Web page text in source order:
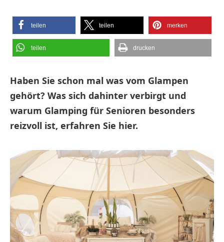
teilen teilen merken
teilen drucken
Haben Sie schon mal was vom Glampen
gehört? Was sich dahinter verbirgt und
warum Glamping für Senioren besonders
reizvoll ist, erfahren Sie hier.